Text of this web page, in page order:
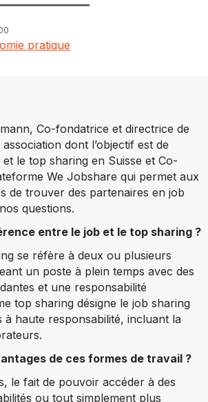
pratique
Co-fondatrice et directrice de
association dont l’objectif est de
le top sharing en Suisse et Co-
We Jobshare qui permet aux
de trouver des partenaires en job
questions.
entre le job et le top sharing ?
se réfère à deux ou plusieurs
un poste à plein temps avec des
et une responsabilité
top sharing désigne le job sharing
à haute responsabilité, incluant la
de ces formes de travail ?
le fait de pouvoir accéder à des
ou tout simplement plus